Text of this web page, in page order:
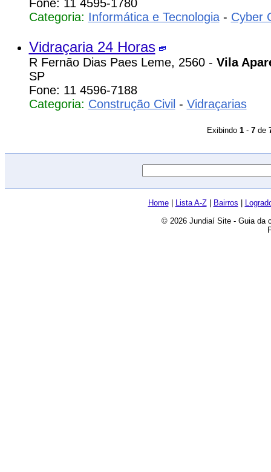
Fone: 11 4595-1780
Categoria: Informática e Tecnologia- Cyber
Vidraçaria 24 Horas
R Fernão Dias Paes Leme, 2560 - Vila
SP
Fone: 11 4596-7188
Categoria: Construção Civil - Vidraçarias
Exibindo 1 - 7 de
Home| Lista A-Z| Bairros
© 2026 Jundiaí Site - Guia da